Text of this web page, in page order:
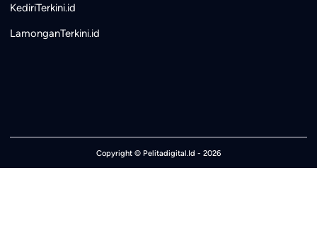
KediriTerkini.id
LamonganTerkini.id
Copyright © Pelitadigital.Id - 2026